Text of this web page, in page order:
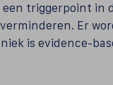
triggerpoint in
Er
is evidence-